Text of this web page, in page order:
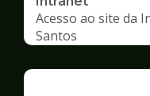
Acesso ao site da
Santos